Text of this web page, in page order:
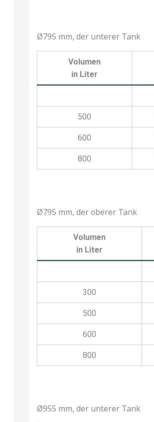
Ø795 mm, der unterer Tank
Volumen
in Liter
500
600
800
Ø795 mm, der oberer Tank
Volumen
in Liter
300
500
600
800
Ø955 mm, der unterer Tank